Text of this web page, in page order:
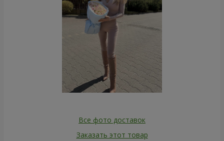
Все фото доставок
Заказать этот товар